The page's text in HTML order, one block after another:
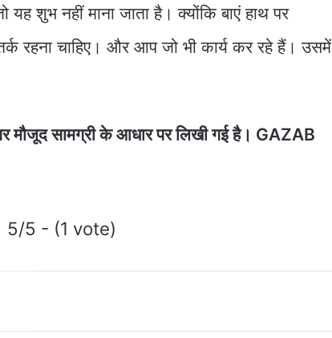
यह शुभ नहीं माना जाता है। क्योंकि बाएं हाथ पर
रहना चाहिए। और आप जो भी कार्य कर रहे हैं। उसमें
मौजूद सामग्री के आधार पर लिखी गई है। GAZAB
5/5 - (1 vote)